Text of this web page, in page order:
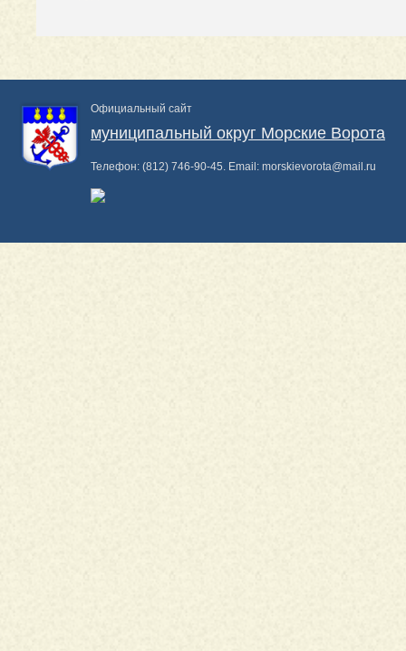
Официальный сайт
муниципальный округ Морские Ворота
Телефон: (812) 746-90-45. Email: morskievorota@mail.ru